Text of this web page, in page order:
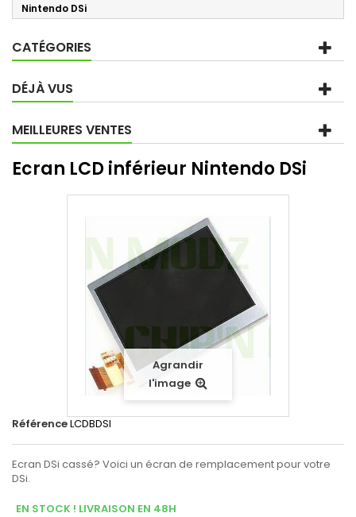
Nintendo DSi
CATÉGORIES
DÉJÀ VUS
MEILLEURES VENTES
Ecran LCD inférieur Nintendo DSi
Agrandir
l'image
RéférenceLCDBDSI
Ecran DSi cassé? Voici un écran de remplacement pour votre
DSi.
EN STOCK ! LIVRAISON EN 48H